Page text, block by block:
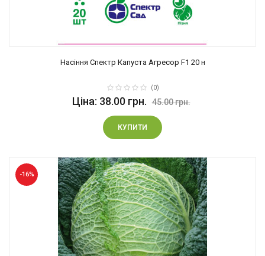
Насіння Спектр Капуста Агресор F1 20 н
(0)
Ціна: 38.00 грн. 45.00 грн.
КУПИТИ
-16%